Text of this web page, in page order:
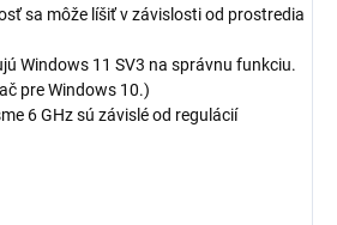
sa môže líšiť v závislosti od prostredia
Windows 11 SV3 na správnu funkciu.
pre Windows 10.)
6 GHz sú závislé od regulácií